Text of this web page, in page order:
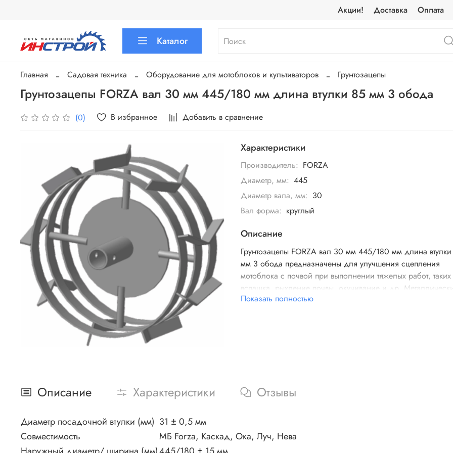
Акции! Доставка Оплата
Каталог
Главная Садовая техника Оборудование для мотоблоков и культиваторов Грунтозацепы
Грунтозацепы FORZA вал 30 мм 445/180 мм длина втулки 85 мм 3 обода
(0) В избранное Добавить в сравнение
Характеристики
Производитель: FORZA
Диаметр, мм: 445
Диаметр вала, мм: 30
Вал форма: круглый
Описание
Грунтозацепы FORZA вал 30 мм 445/180 мм длина
мм 3 обода предназначены для улучшения сцепления
мотоблока с почвой при выполнении тяжелых работ, таких
вспашка, рыхление почвы, окучивание и др. Металлические
грунтозацепы имеют обручи с шипами. Конструкция
Показать полностью
Описание Характеристики Отзывы
Диаметр посадочной втулки (мм) 31 ± 0,5 мм
Совместимость
МБ Forza, Каскад, Ока, Луч, Нева